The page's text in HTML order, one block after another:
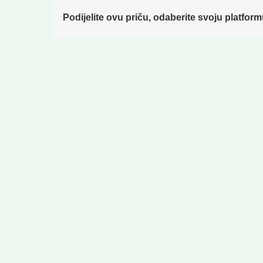
Podijelite ovu priču, odaberite svoju